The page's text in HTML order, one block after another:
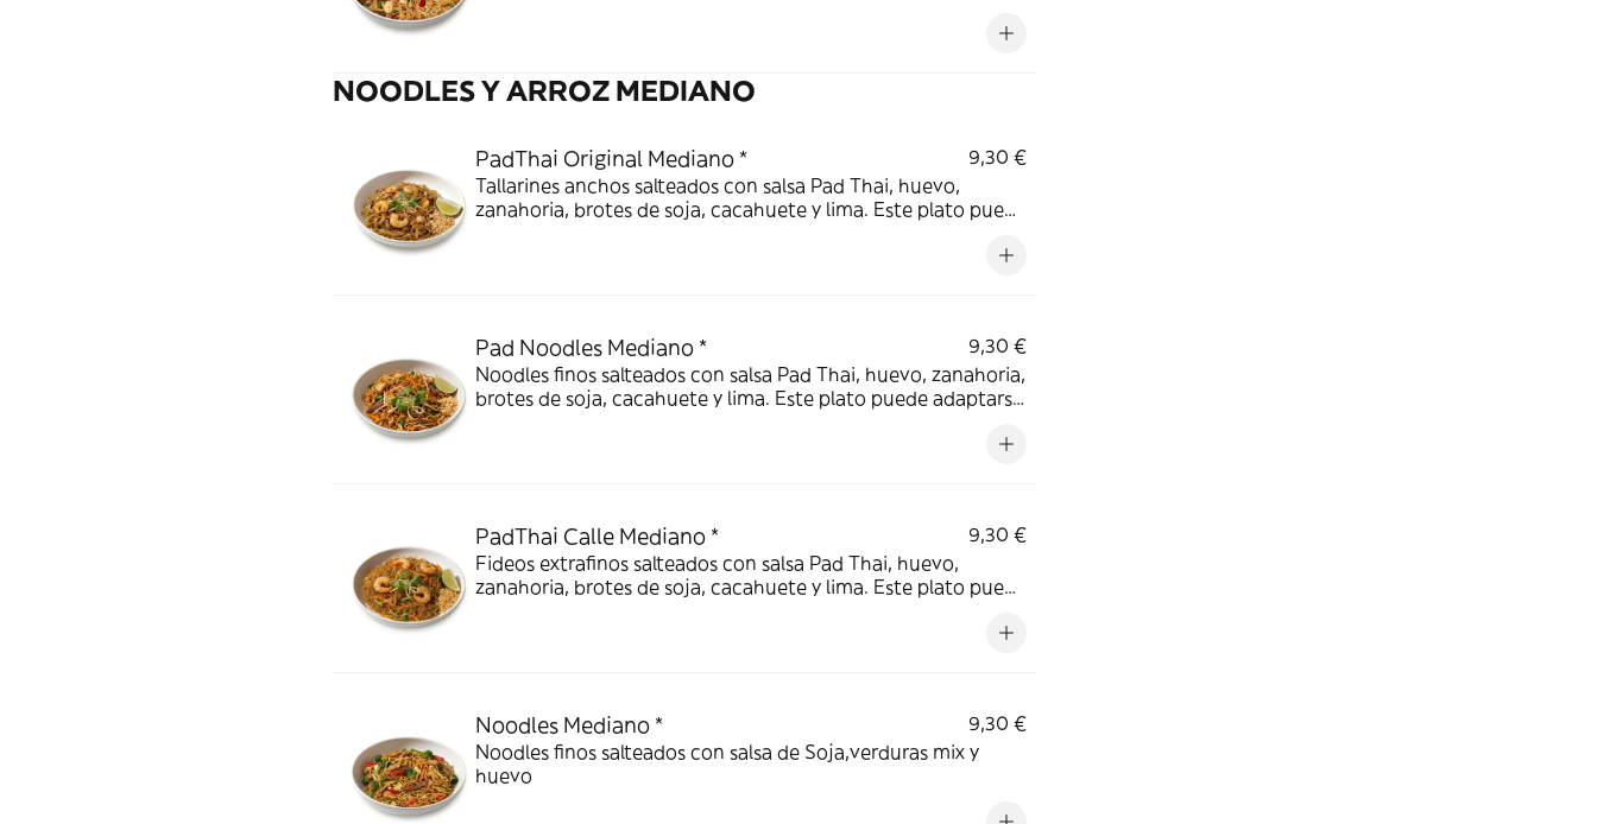
NOODLES Y ARROZ MEDIANO
PadThai Original Mediano *
9,30 €
Tallarines anchos salteados con salsa Pad Thai, huevo,
zanahoria, brotes de soja, cacahuete y lima. Este plato puede
Pad Noodles Mediano *
9,30 €
Noodles finos salteados con salsa Pad Thai, huevo, zanahoria,
brotes de soja, cacahuete y lima. Este plato puede adaptarse
PadThai Calle Mediano *
9,30 €
Fideos extrafinos salteados con salsa Pad Thai, huevo,
zanahoria, brotes de soja, cacahuete y lima. Este plato puede
Noodles Mediano *
9,30 €
Noodles finos salteados con salsa de Soja,verduras mix y
huevo